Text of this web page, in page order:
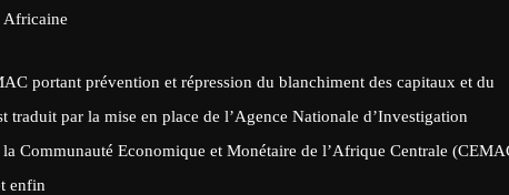
Africaine
portant prévention et répression du blanchiment des capitaux et du
par la mise en place de l’Agence Nationale d’Investigation
Communauté Economique et Monétaire de l’Afrique Centrale
enfin